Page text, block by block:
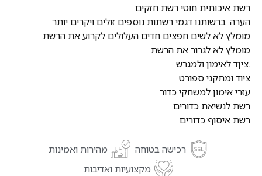
רשת איכותית חוטי רשת חזקים
הערה: ברשותנו דגמי רשתות נוספים זולים ויקרים יותר
מומלץ לא לשים חפצים חדים העלולים לקרוע את הרשת
מומלץ לא לגרור את הרשת
.ציןד לאימון ולמגרש
ציוד ומתקני ספורט
עזרי אימון למשחקי כדור
רשת לנשיאת כדורים
רשת איסוף כדורים
רכישה בטוחה
מהירות ואמינות
מקצועיות ואדיבות